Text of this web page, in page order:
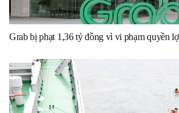
Grab bị phạt 1,36 tỷ đồng vì vi phạm quyền